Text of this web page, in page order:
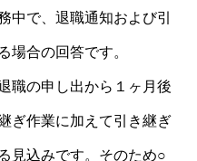
中で、退職通知および引
場合の回答です。
職の申し出から１ヶ月後
ぎ作業に加えて引き継ぎ
見込みです。そのため○